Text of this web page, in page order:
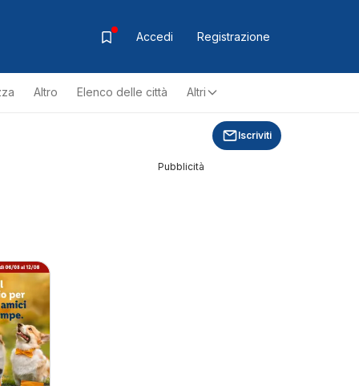
Accedi Registrazione
Altro Elenco delle città Altri
Iscriviti
Pubblicità